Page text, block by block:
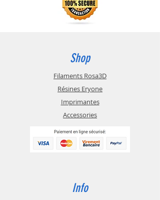
Shop
Filaments Rosa3D
Résines Eryone
Imprimantes
Accessories
Info